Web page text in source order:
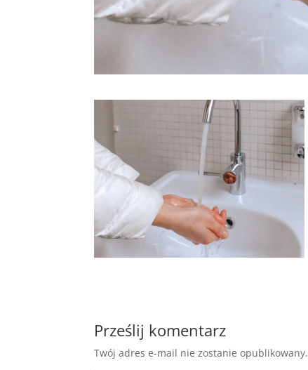
Prześlij komentarz
Twój adres e-mail nie zostanie opublikowany.